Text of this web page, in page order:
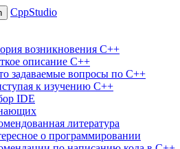
CppStudio
возникновения C++
описание С++
задаваемые вопросы по С++
к изучению C++
IDE
литература
о программировании